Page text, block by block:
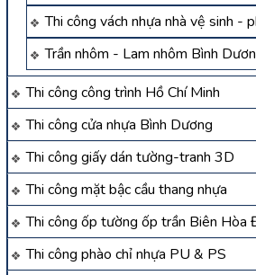
Thi công vách nhựa nhà vệ sinh -
Trần nhôm - Lam nhôm Bình
Thi công công trình Hồ Chí Minh
Thi công cửa nhựa Bình Dương
Thi công giấy dán tường-tranh 3D
Thi công mặt bậc cầu thang nhựa
Thi công ốp tường ốp trần Biên Hòa
Thi công phào chỉ nhựa PU & PS